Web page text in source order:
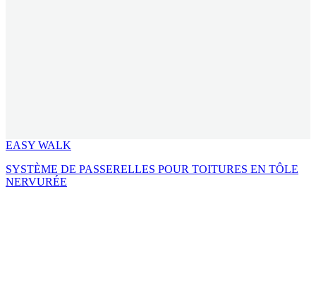
EASY WALK
SYSTÈME DE PASSERELLES POUR TOITURES EN TÔLE
NERVURÉE